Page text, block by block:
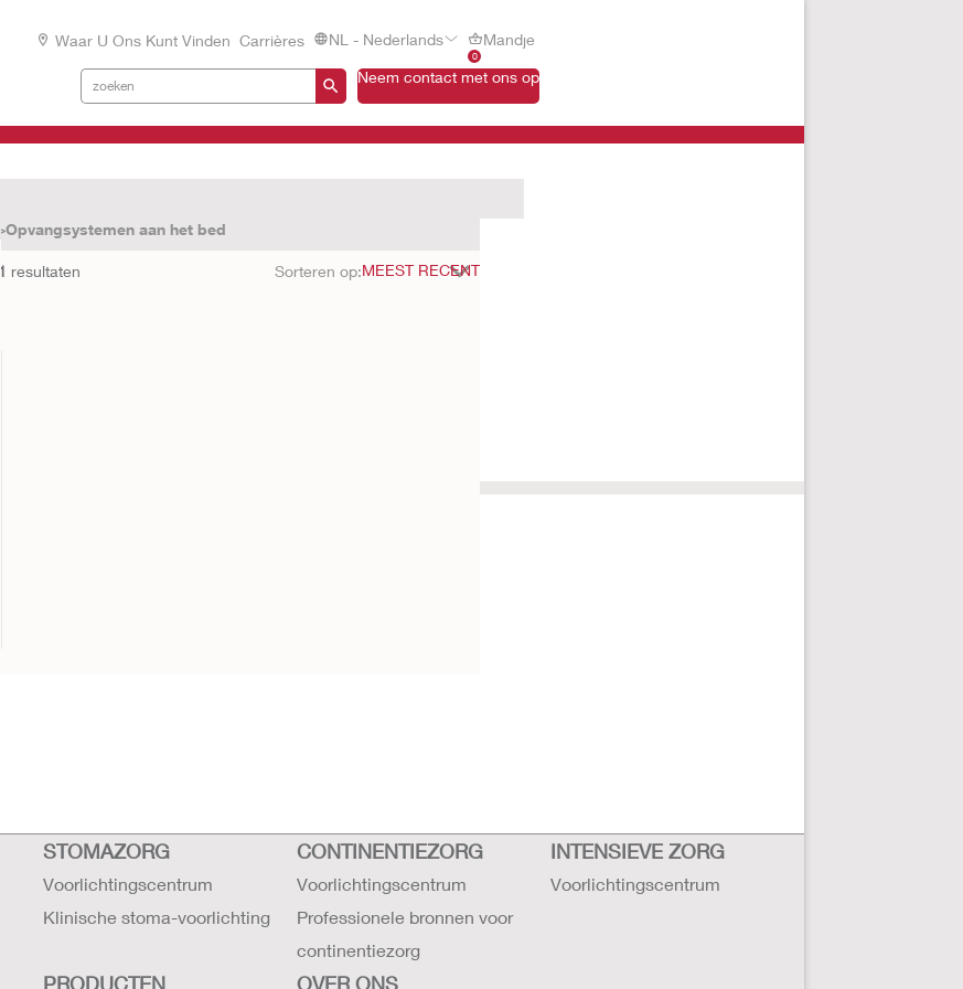
Waar U Ons Kunt Vinden Carrières NL - Nederlands
0
Mandje
Neem contact met ons op
Opvangsystemen aan het bed
1 resultaten Sorteren op:
STOMAZORG
Voorlichtingscentrum
Klinische stoma-voorlichting
CONTINENTIEZORG
Voorlichtingscentrum
Professionele bronnen voor
continentiezorg
INTENSIEVE ZORG
Voorlichtingscentrum
PRODUCTEN OVER ONS